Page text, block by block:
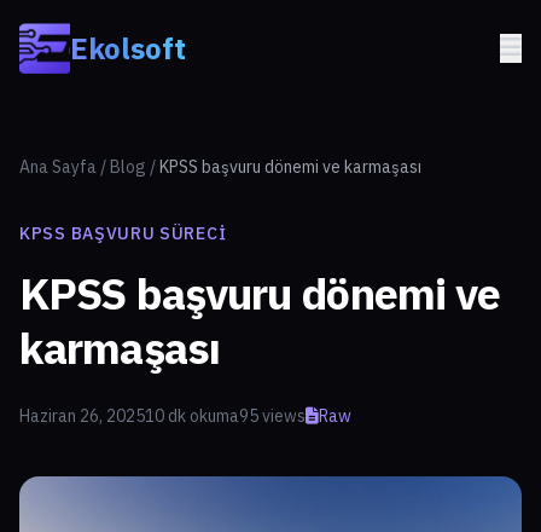
Ekolsoft
Ana Sayfa / Blog /KPSS başvuru dönemi ve karmaşası
KPSS BAŞVURU SÜRECI
KPSS başvuru dönemi ve
karmaşası
Haziran 26, 202510 dk okuma95 views Raw